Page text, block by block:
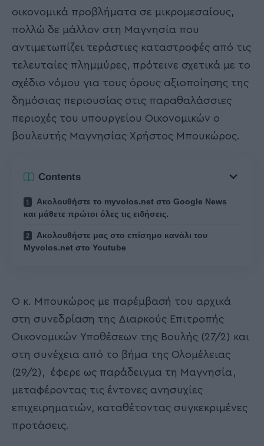
οικονομικά προβλήματα σε μικρομεσαίους,
πολλώ δε μάλλον στη Μαγνησία που
αντιμετωπίζει τεράστιες καταστροφές από τις
τελευταίες πλημμύρες, πρότεινε σχετικά με το
σχέδιο νόμου για τους όρους αξιοποίησης της
δημόσιας περιουσίας στις παραθαλάσσιες
περιοχές του υπουργείου Οικονομικών ο
βουλευτής Μαγνησίας Χρήστος Μπουκώρος.
Contents
Ακολουθήστε το myvolos.net στο Google News
και μάθετε πρώτοι όλες τις ειδήσεις.
Ακολουθήστε μας στο επίσημο κανάλι του
Myvolos.net στο Youtube
Ο κ. Μπουκώρος με παρέμβασή του αρχικά
στη συνεδρίαση της Διαρκούς Επιτροπής
Οικονομικών Υποθέσεων της Βουλής (27/2) και
στη συνέχεια από το βήμα της Ολομέλειας
(29/2), έφερε ως παράδειγμα τη Μαγνησία,
μεταφέροντας τις έντονες ανησυχίες
επιχειρηματιών, καταθέτοντας συγκεκριμένες
προτάσεις.